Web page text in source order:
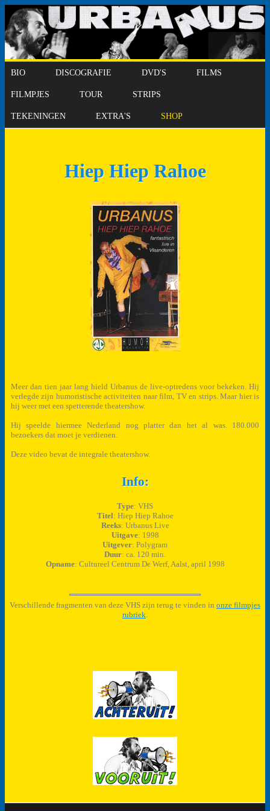
BIO DISCOGRAFIE DVD'S FILMS
FILMPJES TOUR STRIPS
TEKENINGEN EXTRA'S SHOP
Hiep Hiep Rahoe
Meer dan tien jaar lang hield Urbanus de live-optredens voor bekeken. Hij
verlegde zijn humoristische activiteiten naar film, TV en strips. Maar hier is
hij weer met een spetterende theatershow.
Hij speelde hiermee Nederland nog platter dan het al was. 180.000
bezoekers dat moet je verdienen.
Deze video bevat de integrale theatershow.
Info:
Type: VHS
Titel: Hiep Hiep Rahoe
Reeks: Urbanus Live
Uitgave: 1998
Uitgever: Polygram
Duur: ca. 120 min.
Opname: Cultureel Centrum De Werf, Aalst, april 1998
Verschillende fragmenten van deze VHS zijn terug te vinden in onze filmpjes
rubriek